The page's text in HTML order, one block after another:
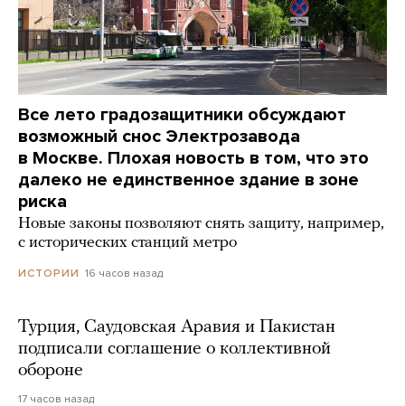
Все лето градозащитники обсуждают
возможный снос Электрозавода
в Москве. Плохая новость в том, что это
далеко не единственное здание в зоне
риска
Новые законы позволяют снять защиту, например,
с исторических станций метро
ИСТОРИИ 16 часов назад
Турция, Саудовская Аравия и Пакистан
подписали соглашение о коллективной
обороне
17 часов назад